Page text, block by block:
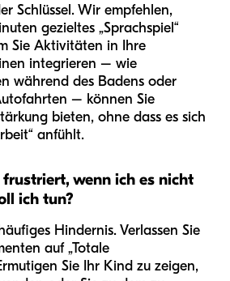
Schlüssel. Wir empfehlen,
gezieltes „Sprachspiel“
Sie Aktivitäten in Ihre
integrieren – wie
während des Badens oder
– können Sie
bieten, ohne dass es sich
anfühlt.
wenn ich es nicht
ich tun?
Hindernis. Verlassen Sie
auf „Totale
Sie Ihr Kind zu zeigen,